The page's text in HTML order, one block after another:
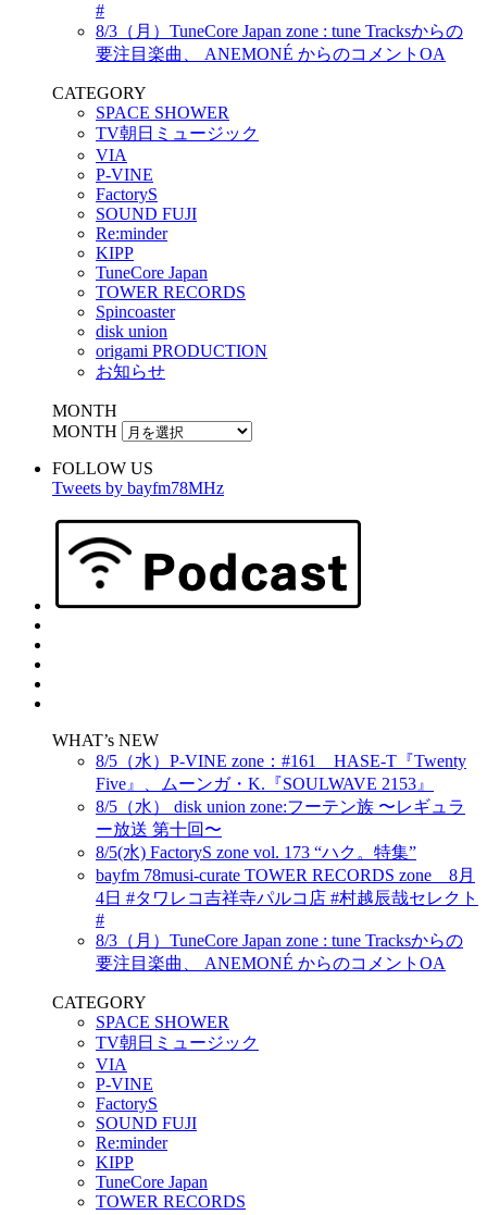
#
8/3（月）TuneCore Japan zone : tune Tracksからの
要注目楽曲、 ANEMONÉ からのコメントOA
CATEGORY
SPACE SHOWER
TV朝日ミュージック
VIA
P-VINE
FactoryS
SOUND FUJI
Re:minder
KIPP
TuneCore Japan
TOWER RECORDS
Spincoaster
disk union
origami PRODUCTION
お知らせ
MONTH
MONTH
FOLLOW US
Tweets by bayfm78MHz
WHAT’s NEW
8/5（水）P-VINE zone：#161 HASE-T『Twenty
Five』、ムーンガ・K.『SOULWAVE 2153』
8/5（水） disk union zone:フーテン族 〜レギュラ
ー放送 第十回〜
8/5(水) FactoryS zone vol. 173 “ハク。特集”
bayfm 78musi-curate TOWER RECORDS zone 8月
4日 #タワレコ吉祥寺パルコ店 #村越辰哉セレクト
#
8/3（月）TuneCore Japan zone : tune Tracksからの
要注目楽曲、 ANEMONÉ からのコメントOA
CATEGORY
SPACE SHOWER
TV朝日ミュージック
VIA
P-VINE
FactoryS
SOUND FUJI
Re:minder
KIPP
TuneCore Japan
TOWER RECORDS